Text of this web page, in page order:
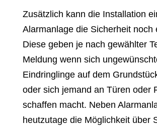
Zusätzlich kann die Installation
Alarmanlage die Sicherheit noch
Diese geben je nach gewählter
Meldung wenn sich
Eindringlinge auf dem
oder sich jemand an Türen oder
schaffen macht. Neben
heutzutage die Möglichkeit über